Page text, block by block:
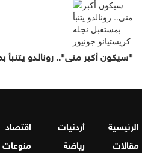
"سيكون أكبر مني".. رونالدو يتنبأ
الرئيسية أردنيات اقتصاد
مقالات
رياضة منوعات